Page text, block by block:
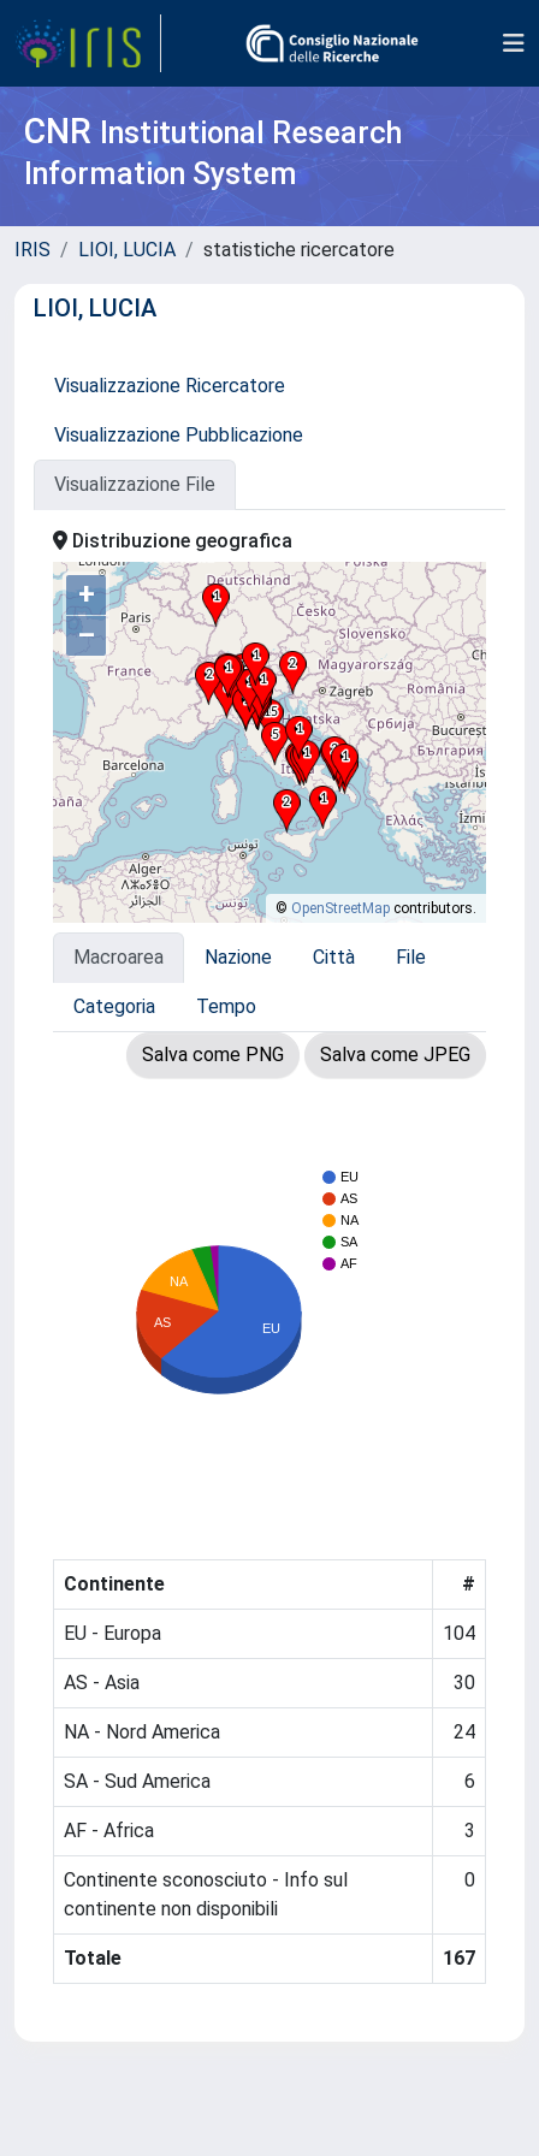
CNR Institutional Research
Information System
IRIS LIOI, LUCIA statistiche ricercatore
LIOI, LUCIA
Visualizzazione Ricercatore
Visualizzazione Pubblicazione
Visualizzazione File
Distribuzione geografica
+
–
© OpenStreetMap contributors.
Macroarea Nazione Città File
Categoria Tempo
Salva come PNG Salva come JPEG
EU
AS
NA
SA
AF
NA
AS EU
Continente #
EU - Europa 104
AS - Asia 30
NA - Nord America 24
SA - Sud America 6
AF - Africa 3
Continente sconosciuto - Info sul
continente non disponibili
0
Totale 167